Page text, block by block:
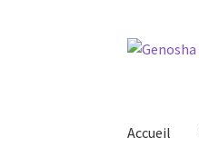
Aller
Aller
Accueil